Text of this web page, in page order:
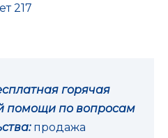
217
горячая
помощи по вопросам
продажа